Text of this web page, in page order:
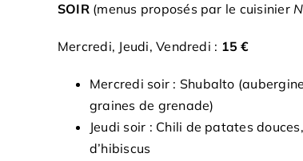
SOIR (menus proposés par le cuisinier
Mercredi, Jeudi, Vendredi : 15 €
Mercredi soir : Shubalto
graines de grenade)
Jeudi soir : Chili de patates
d’hibiscus